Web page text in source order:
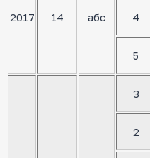
2017 14 абс 4
5
3
2